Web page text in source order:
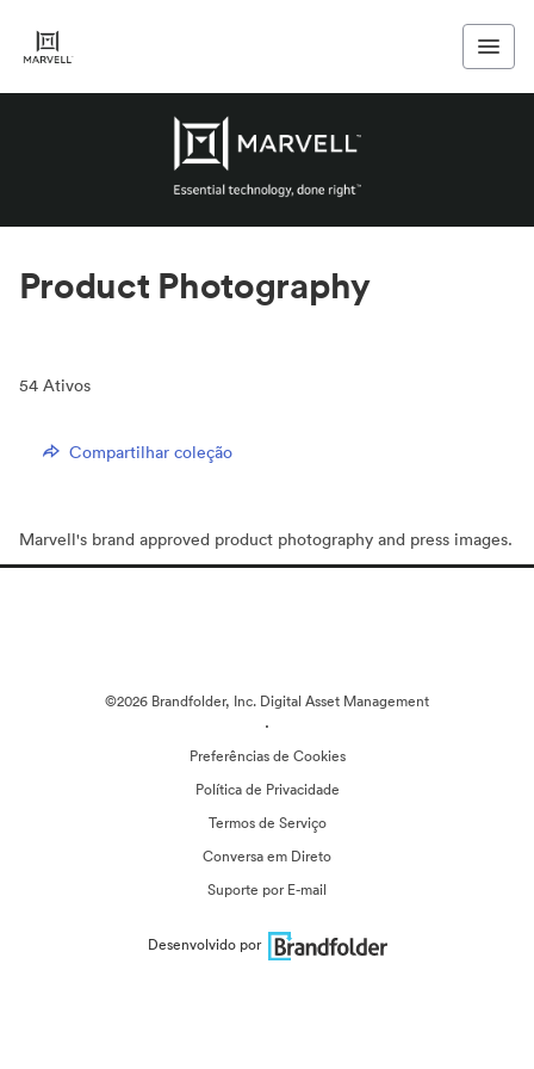
Product Photography
54 Ativos
Compartilhar coleção
Marvell's brand approved product photography and press images.
©2026 Brandfolder, Inc. Digital Asset Management
·
Preferências de Cookies
Política de Privacidade
Termos de Serviço
Conversa em Direto
Suporte por E-mail
Desenvolvido por